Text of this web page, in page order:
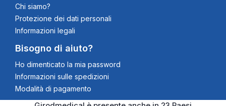
Chi siamo?
Protezione dei dati personali
Informazioni legali
Bisogno di aiuto?
Ho dimenticato la mia password
Informazioni sulle spedizioni
Modalità di pagamento